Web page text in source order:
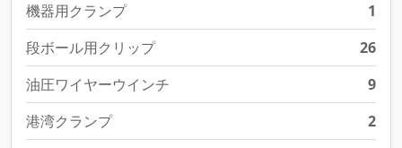
機器用クランプ
1
段ボール用クリップ
26
油圧ワイヤーウインチ
9
港湾クランプ
2